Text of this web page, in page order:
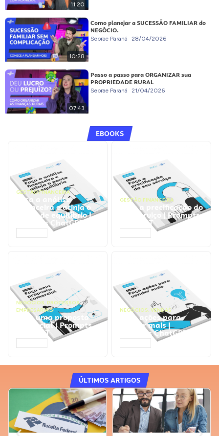
11:20
10:28
Como planejar a SUCESSÃO FAMILIAR do
NEGÓCIO.
Sebrae Paraná 28/04/2026
07:43
Passo a passo para ORGANIZAR sua
PROPRIEDADE RURAL
Sebrae Paraná 21/04/2026
EBOOKS
GESTÃO FINANCEIRA
Faça a análise
financeira e atinja o
ponto de equilíbrio |
Prompts ChatGPT
GESTÃO FINANCEIRA
Faça a precificação do
seu serviço | Prompts
ChatGPT
NEGÓCIOS, PROCESSOS
EMPRESARIAIS
Faça uma proposta
comercial | Prompts
ChatGPT
NEGÓCIOS, VENDAS
Faça ações para
vender mais |
Prompts ChatGPT
ÚLTIMOS ARTIGOS